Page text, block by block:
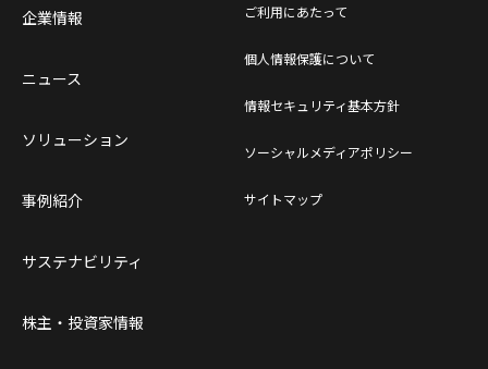
企業情報
ニュース
ソリューション
事例紹介
サステナビリティ
株主・投資家情報
ご利用にあたって
個人情報保護について
情報セキュリティ基本方針
ソーシャルメディアポリシー
サイトマップ